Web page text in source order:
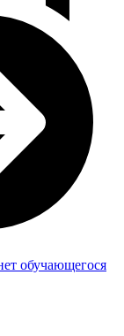
обучающегося